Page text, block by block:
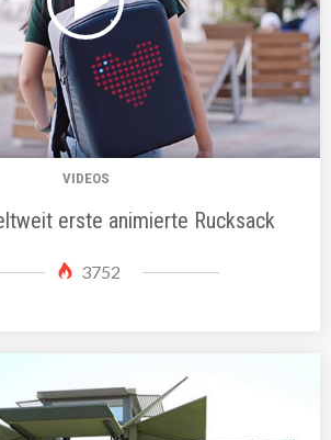
VIDEOS
erste animierte Rucksack
3752